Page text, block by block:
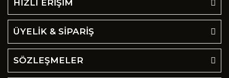
HIZLI ERİŞİM
ÜYELİK & SİPARİŞ
SÖZLEŞMELER